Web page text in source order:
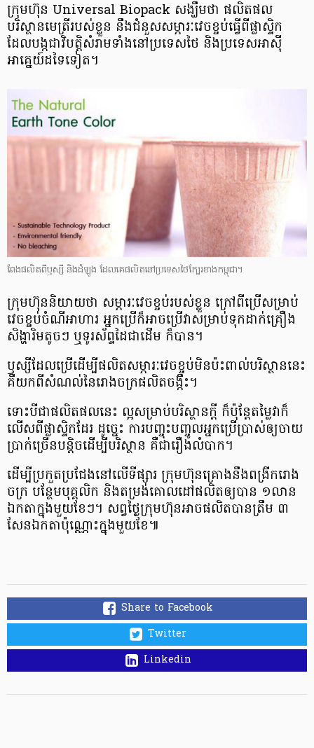
ក្រុមហ៊ុន Universal Biopack សង្ឃឹមថា ផលិតផល​​
បរិស្ថាន​មេត្រី​របស់​ខ្លួន នឹង​ជំនួស​​សម្ភារៈ​វេច​ខ្ចប់​​ធ្វើ​ពី​ផ្លាស្ទិក
ដែលបង្ក​ជា​វិបត្តិ​សំរាម​ទាំង​នៅ​ប្រទេស​ថៃ និង​ប្រទេស​អាស៊ី​
អាគ្នេយ៍​ដទៃ​ទៀត។
ពែង​ផលិត​ពី​ឫស្សី និង​ដំឡូង ដែល​គេ​ផលិត​នៅ​ប្រទេស​ថៃ​ក្បែរ​ខាង​កម្ពុជា។
ក្រុមហ៊ុន​និយាយថា សម្ភារៈ​វេចខ្ចប់​របស់​ខ្លួន​ ក្រៅ​ពី​ប្រើ​សម្រាប់​
វេច​ខ្ចប់​ចំណី​អាហារ អ្នក​ប្រើ​ក៏​អាច​ប្រើ​វា​សម្រាប់​ទុកដាក់​គ្រឿង​
សិង្ហា​រិម​តូចៗ ឬ​ទូរស័ព្ទ​ដៃ​ជា​ដើម ក៏​បាន។
ឫស្សី​ដែល​ប្រើ​ដើម្បី​ផលិត​សម្ភារៈ​វេច​ខ្ចប់​មិនប៉ះពាល់​បរិស្ថាន​នេះ
គឺ​យក​ពី​សំណល់​នៃ​រោងចក្រ​ផលិត​ចង្កឹះ។
ទោះបី​ជា​ផលិតផល​នេះ​ ល្អ​សម្រាប់​បរិស្ថាន​ក្ដី ក៏​ប៉ុន្តែ​តម្លៃ​វា​ក៏​
លើស​ពី​ផ្លាស្ទិក​ដែរ ដូច្នេះ ការបញ្ចុះ​បញ្ចូល​អ្នក​ប្រើ​ប្រាស់​ឲ្យ​ចាយ​
ប្រាក់​ច្រើន​បន្តិច​ដើម្បី​បរិស្ថាន គឺ​ជា​រឿង​លំបាក។
ដើម្បី​ប្រកួត​ប្រជែង​នៅ​លើ​ទីផ្សារ ក្រុមហ៊ុន​គ្រោង​នឹង​ពង្រីក​រោង
ចក្រ បន្ថែម​បុគ្គលិក​ និង​តម្រង់​គោលដៅ​ផលិត​ឲ្យ​បាន ១​លាន​
ឯកតា​ក្នុង​​មួយ​ខែៗ។ សព្វ​ថ្ងៃ​ក្រុមហ៊ុន​អាច​ផលិត​បាន​ត្រឹម ៣​
សែន​ឯកតា​ប៉ុណ្ណោះ​ក្នុង​មួយ​ខែ៕
Share to Facebook
Twitter
Linkedin